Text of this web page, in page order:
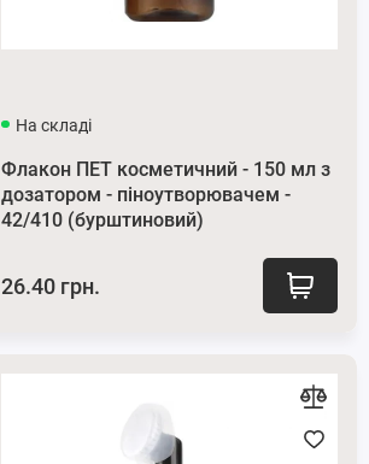
На складі
Флакон ПЕТ косметичний - 150 мл з
дозатором - піноутворювачем -
42/410 (бурштиновий)
26.40 грн.